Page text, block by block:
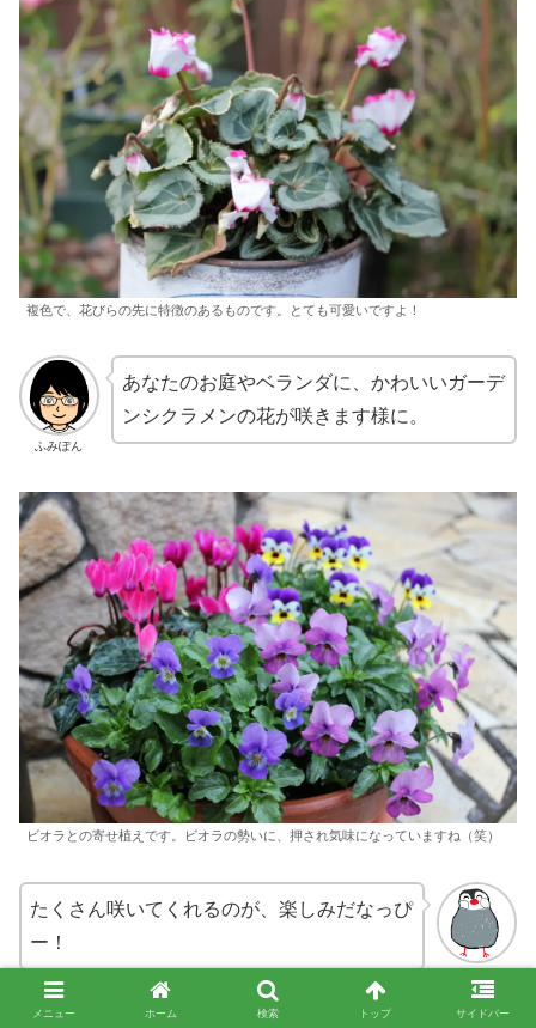
複色で、花びらの先に特徴のあるものです。とても可愛いですよ！
ふみぽん
あなたのお庭やベランダに、かわいいガーデ
ンシクラメンの花が咲きます様に。
ビオラとの寄せ植えです。ビオラの勢いに、押され気味になっていますね（笑）
たくさん咲いてくれるのが、楽しみだなっぴ
ー！
メニュー ホーム 検索 トップ サイドバー